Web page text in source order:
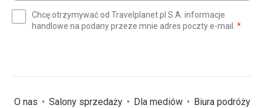
(wymagane)
Chcę otrzymywać od Travelplanet.pl S.A. informacje
handlowe na podany przeze mnie adres poczty e-mail. *
O nas Salony sprzedaży Dla mediów
Biura podróży